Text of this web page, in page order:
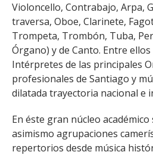
Violoncello, Contrabajo, Arpa,
traversa, Oboe, Clarinete,
Trompeta, Trombón, Tuba,
Órgano) y de Canto. Entre
Intérpretes de las principales
profesionales de Santiago y
dilatada trayectoria nacional e
En éste gran núcleo
asimismo agrupaciones
repertorios desde música